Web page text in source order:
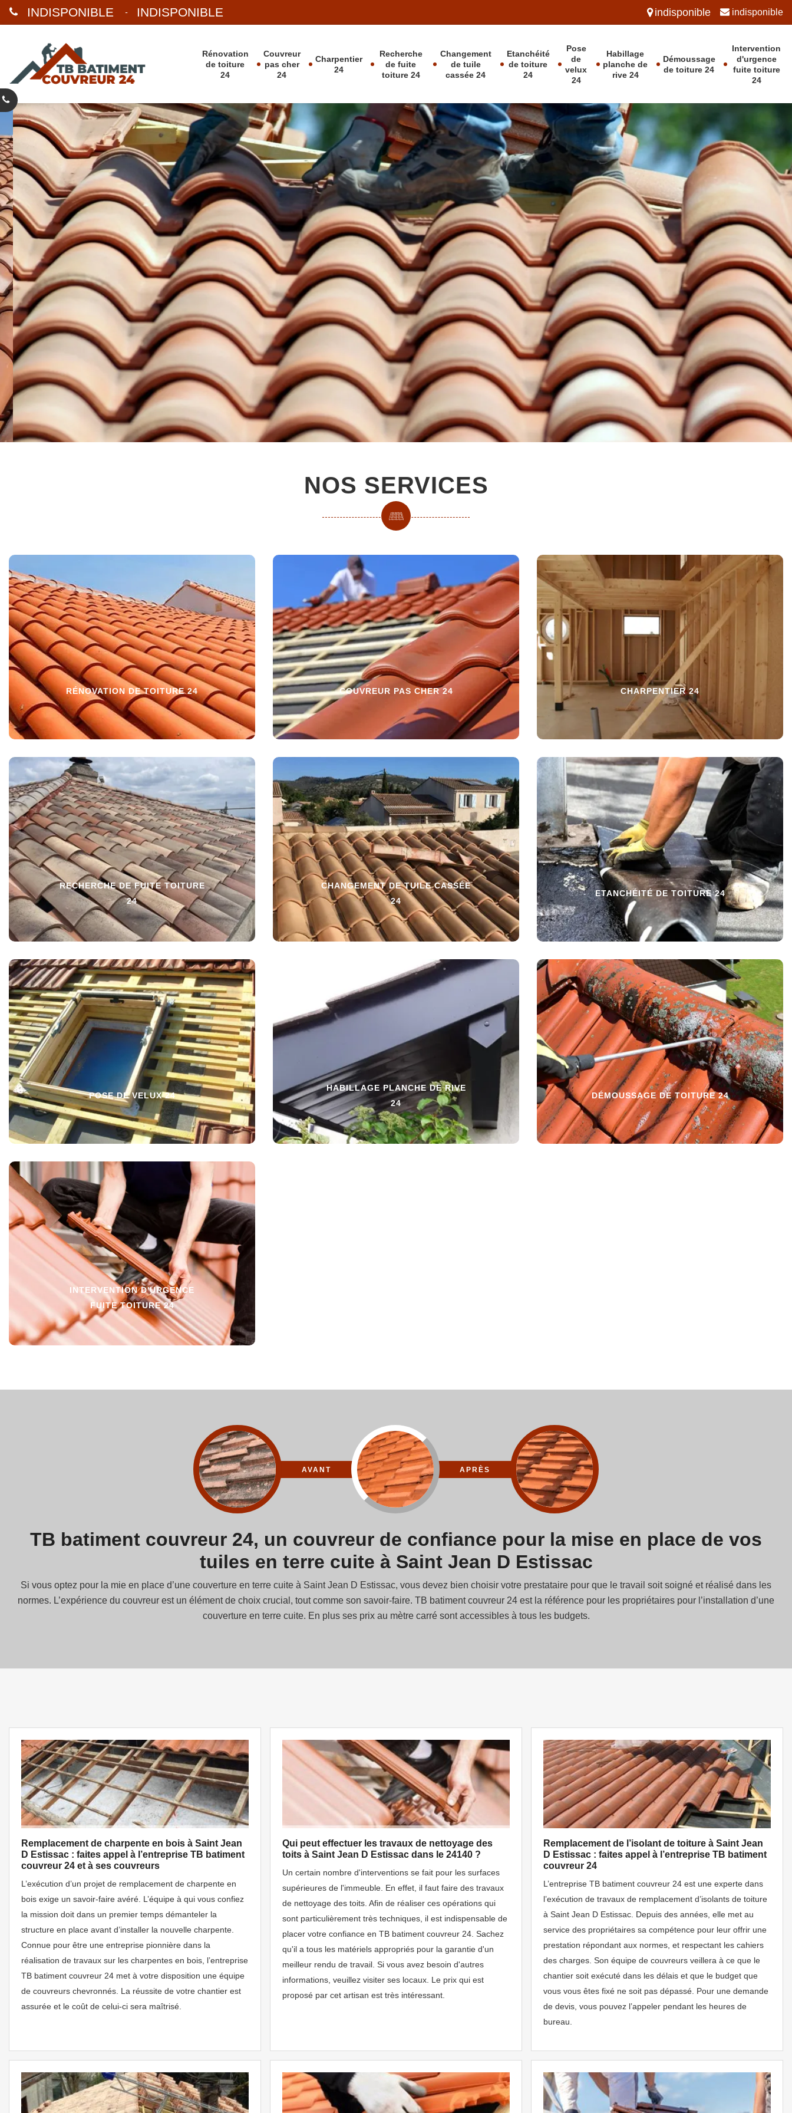
INDISPONIBLE - INDISPONIBLE indisponible indisponible
Rénovation
de toiture
24
Couvreur
pas cher
24
Charpentier
24
Recherche
de fuite
toiture 24
Changement
de tuile
cassée 24
Etanchéité
de toiture
24
Pose
de
velux
24
Habillage
planche de
rive 24
Démoussage
de toiture 24
Intervention
d'urgence
fuite toiture
24
ARTISAN COUVREUR
PAS CHER SAINT JEAN D
ESTISSAC 24140
Voir nos réalisations Contactez nous
NOS SERVICES
RÉNOVATION DE TOITURE 24 COUVREUR PAS CHER 24 CHARPENTIER 24
RECHERCHE DE FUITE TOITURE
24
CHANGEMENT DE TUILE CASSÉE
24
ETANCHÉITÉ DE TOITURE 24
POSE DE VELUX 24
HABILLAGE PLANCHE DE RIVE
24
DÉMOUSSAGE DE TOITURE 24
INTERVENTION D'URGENCE
FUITE TOITURE 24
AVANT APRÈS
TB batiment couvreur 24, un couvreur de confiance pour la mise en place de vos
tuiles en terre cuite à Saint Jean D Estissac
Si vous optez pour la mie en place d’une couverture en terre cuite à Saint Jean D Estissac, vous devez bien choisir votre prestataire pour que le travail soit soigné et réalisé dans les
normes. L’expérience du couvreur est un élément de choix crucial, tout comme son savoir-faire. TB batiment couvreur 24 est la référence pour les propriétaires pour l’installation d’une
couverture en terre cuite. En plus ses prix au mètre carré sont accessibles à tous les budgets.
Remplacement de charpente en bois à Saint Jean
D Estissac : faites appel à l’entreprise TB batiment
couvreur 24 et à ses couvreurs
L’exécution d’un projet de remplacement de charpente en
bois exige un savoir-faire avéré. L’équipe à qui vous confiez
la mission doit dans un premier temps démanteler la
structure en place avant d’installer la nouvelle charpente.
Connue pour être une entreprise pionnière dans la
réalisation de travaux sur les charpentes en bois, l’entreprise
TB batiment couvreur 24 met à votre disposition une équipe
de couvreurs chevronnés. La réussite de votre chantier est
assurée et le coût de celui-ci sera maîtrisé.
Qui peut effectuer les travaux de nettoyage des
toits à Saint Jean D Estissac dans le 24140 ?
Un certain nombre d'interventions se fait pour les surfaces
supérieures de l'immeuble. En effet, il faut faire des travaux
de nettoyage des toits. Afin de réaliser ces opérations qui
sont particulièrement très techniques, il est indispensable de
placer votre confiance en TB batiment couvreur 24. Sachez
qu'il a tous les matériels appropriés pour la garantie d'un
meilleur rendu de travail. Si vous avez besoin d'autres
informations, veuillez visiter ses locaux. Le prix qui est
proposé par cet artisan est très intéressant.
Remplacement de l’isolant de toiture à Saint Jean
D Estissac : faites appel à l’entreprise TB batiment
couvreur 24
L’entreprise TB batiment couvreur 24 est une experte dans
l’exécution de travaux de remplacement d’isolants de toiture
à Saint Jean D Estissac. Depuis des années, elle met au
service des propriétaires sa compétence pour leur offrir une
prestation répondant aux normes, et respectant les cahiers
des charges. Son équipe de couvreurs veillera à ce que le
chantier soit exécuté dans les délais et que le budget que
vous vous êtes fixé ne soit pas dépassé. Pour une demande
de devis, vous pouvez l’appeler pendant les heures de
bureau.